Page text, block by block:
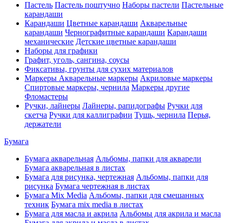
Пастель Пастель поштучно Наборы пастели Пастельные
карандаши
Карандаши Цветные карандаши Акварельные
карандаши Чернографитные карандаши Карандаши
механические Детские цветные карандаши
Наборы для графики
Графит, уголь, сангина, соусы
Фиксативы, грунты для сухих материалов
Маркеры Акварельные маркеры Акриловые маркеры
Спиртовые маркеры, чернила Маркеры другие
Фломастеры
Ручки, лайнеры Лайнеры, рапидографы Ручки для
скетча Ручки для каллиграфии Тушь, чернила Перья,
держатели
Бумага
Бумага акварельная Альбомы, папки для акварели
Бумага акварельная в листах
Бумага для рисунка, чертежная Альбомы, папки для
рисунка Бумага чертежная в листах
Бумага Mix Media Альбомы, папки для смешанных
техник Бумага mix media в листах
Бумага для масла и акрила Альбомы для акрила и масла